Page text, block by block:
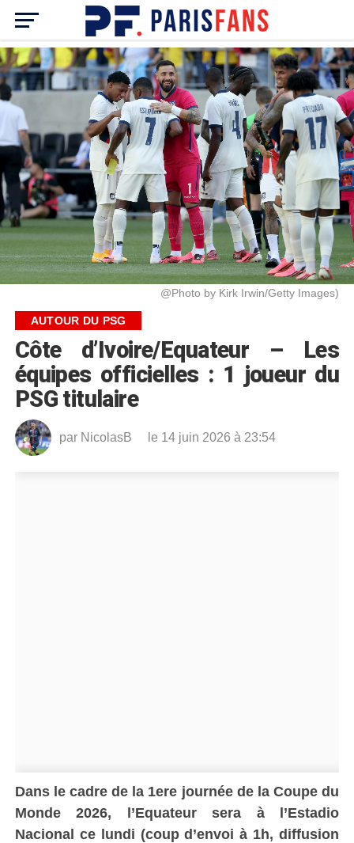
@Photo by Kirk Irwin/Getty Images)
AUTOUR DU PSG
Côte d’Ivoire/Equateur – Les
équipes officielles : 1 joueur du
PSG titulaire
par NicolasB le 14 juin 2026 à 23:54
Dans le cadre de la 1ere journée de la Coupe du
Monde 2026, l’Equateur sera à l’Estadio
Nacional ce lundi (coup d’envoi à 1h, diffusion